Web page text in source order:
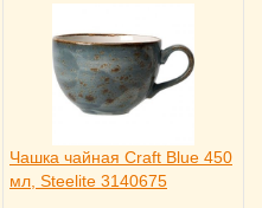
Чашка чайная Craft Blue 450
мл, Steelite 3140675